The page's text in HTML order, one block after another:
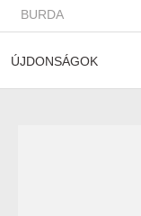
BURDA
ÚJDONSÁGOK